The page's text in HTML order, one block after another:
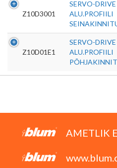
Z10D3001
SERVO-DRIVE
ALU.PROFIILI
Z10D01E1
SERVO-DRIVE
ALU.PROFIILI
AMETLIK
anda, klõpsates